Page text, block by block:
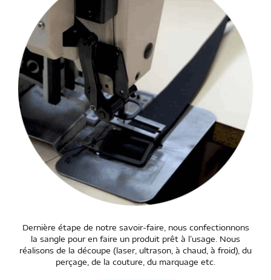
Dernière étape de notre savoir-faire, nous confectionnons
la sangle pour en faire un produit prêt à l’usage. Nous
réalisons de la découpe (laser, ultrason, à chaud, à froid), du
perçage, de la couture, du marquage etc.